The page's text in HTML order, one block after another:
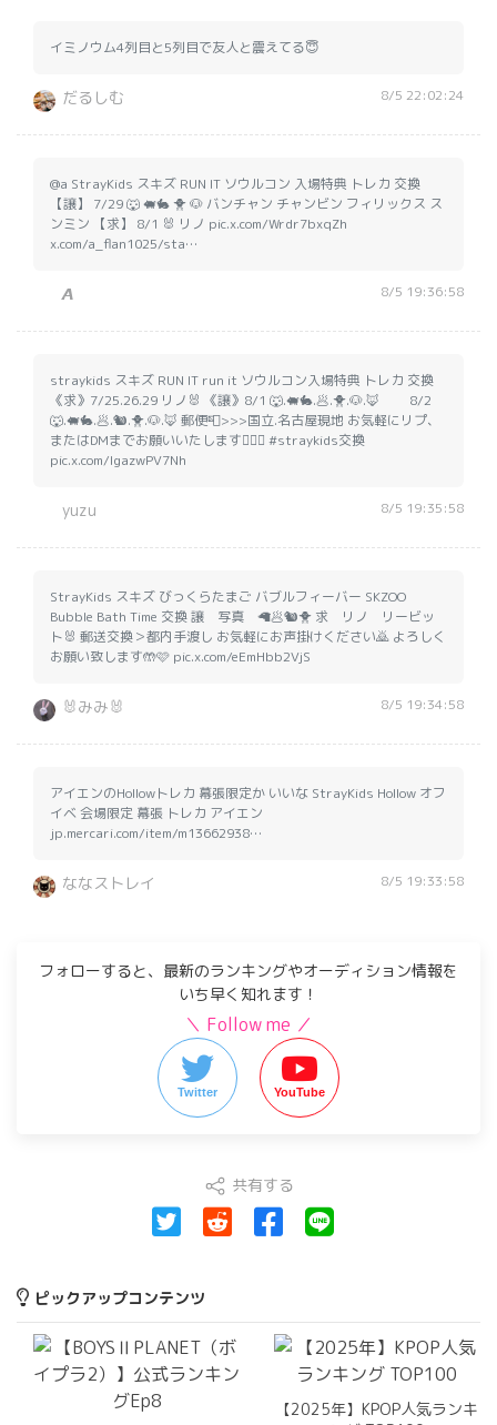
イミノウム4列目と5列目で友人と震えてる😇
だるしむ 8/5 22:02:24
@a StrayKids スキズ RUN IT ソウルコン 入場特典 トレカ 交換
【譲】 7/29 🐺 🐖🐇 🐥 🐶 バンチャン チャンビン フィリックス ス
ンミン 【求】 8/1 🐰 リノ pic.x.com/Wrdr7bxqZh
x.com/a_flan1025/sta…
𝘼 8/5 19:36:58
straykids スキズ RUN IT run it ソウルコン入場特典 トレカ 交換
《求》7/25.26.29 リノ🐰 《譲》8/1 🐺.🐖🐇.🥟.🐥.🐶.🦊 8/2
🐺.🐖🐇.🥟.🐿️.🐥.🐶.🦊 郵便📮>>>国立.名古屋現地 お気軽にリプ、
またはDMまでお願いいたします🙇‍♀️✨ #straykids交換
pic.x.com/IgazwPV7Nh
yuzu 8/5 19:35:58
StrayKids スキズ びっくらたまご バブルフィーバー SKZOO
Bubble Bath Time 交換 譲 写真 🦙🥟🐿️🐥 求 リノ リービッ
ト🐰 郵送交換＞都内手渡し お気軽にお声掛けください🙇 よろしく
お願い致します🤲🩷 pic.x.com/eEmHbb2VjS
🐰みみ🐰 8/5 19:34:58
アイエンのHollowトレカ 幕張限定か いいな StrayKids Hollow オフ
イベ 会場限定 幕張 トレカ アイエン
jp.mercari.com/item/m13662938…
ななストレイ 8/5 19:33:58
フォローすると、最新のランキングやオーディション情報を
いち早く知れます！
＼ Follow me ／
Twitter YouTube
共有する
ピックアップコンテンツ
【2025年】KPOP人気ランキ